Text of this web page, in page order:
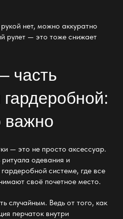
нет, можно аккуратно
рулет — это тоже снижает
часть
важно
— это не просто аксессуар.
одевания и
системе, где все
своё почетное место.
случайным. Ведь от того, как
перчаток внутри